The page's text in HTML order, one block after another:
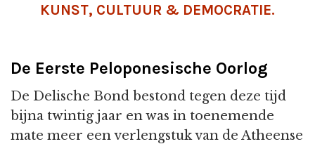
KUNST, CULTUUR & DEMOCRATIE.
De Eerste Peloponesische Oorlog
De Delische Bond bestond tegen deze tijd
bijna twintig jaar en was in toenemende
mate meer een verlengstuk van de Atheense